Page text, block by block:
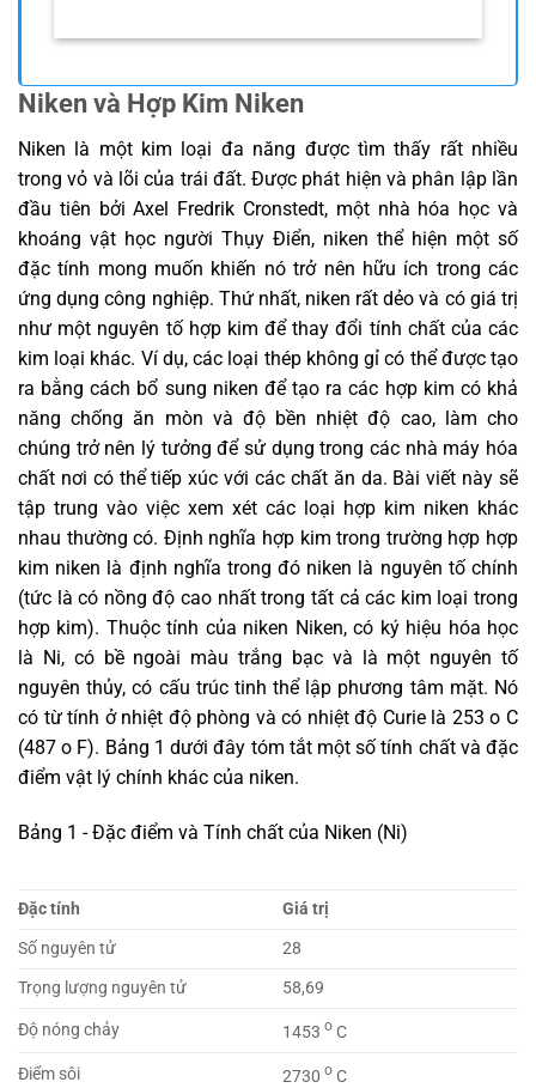
Niken và Hợp Kim Niken
Niken là một kim loại đa năng được tìm thấy rất nhiều
trong vỏ và lõi của trái đất. Được phát hiện và phân lập lần
đầu tiên bởi Axel Fredrik Cronstedt, một nhà hóa học và
khoáng vật học người Thụy Điển, niken thể hiện một số
đặc tính mong muốn khiến nó trở nên hữu ích trong các
ứng dụng công nghiệp. Thứ nhất, niken rất dẻo và có giá trị
như một nguyên tố hợp kim để thay đổi tính chất của các
kim loại khác. Ví dụ, các loại thép không gỉ có thể được tạo
ra bằng cách bổ sung niken để tạo ra các hợp kim có khả
năng chống ăn mòn và độ bền nhiệt độ cao, làm cho
chúng trở nên lý tưởng để sử dụng trong các nhà máy hóa
chất nơi có thể tiếp xúc với các chất ăn da. Bài viết này sẽ
tập trung vào việc xem xét các loại hợp kim niken khác
nhau thường có. Định nghĩa hợp kim trong trường hợp hợp
kim niken là định nghĩa trong đó niken là nguyên tố chính
(tức là có nồng độ cao nhất trong tất cả các kim loại trong
hợp kim). Thuộc tính của niken Niken, có ký hiệu hóa học
là Ni, có bề ngoài màu trắng bạc và là một nguyên tố
nguyên thủy, có cấu trúc tinh thể lập phương tâm mặt. Nó
có từ tính ở nhiệt độ phòng và có nhiệt độ Curie là 253 o C
(487 o F). Bảng 1 dưới đây tóm tắt một số tính chất và đặc
điểm vật lý chính khác của niken.
Bảng 1 - Đặc điểm và Tính chất của Niken (Ni)
Đặc tính
Giá trị
Số nguyên tử
28
Trọng lượng nguyên tử
58,69
Độ nóng chảy 1453o C
Điểm sôi 2730o C